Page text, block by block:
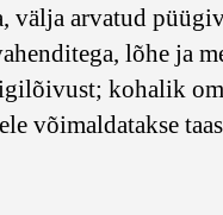
välja arvatud
lõhe ja
kohalik
võimaldatakse